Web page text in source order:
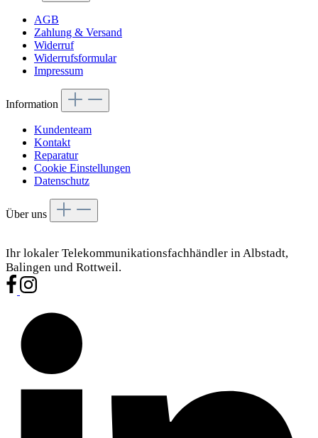
AGB
Zahlung & Versand
Widerruf
Widerrufsformular
Impressum
Information
Kundenteam
Kontakt
Reparatur
Cookie Einstellungen
Datenschutz
Über uns
Ihr lokaler Telekommunikationsfachhändler in Albstadt,
Balingen und Rottweil.